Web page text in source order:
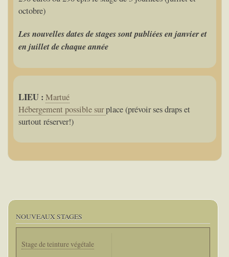
octobre)
Les nouvelles dates de stages sont publiées en janvier et
en juillet de chaque année
LIEU : Martué
Hébergement possible surplace (prévoir ses draps et
surtout réserver!)
NOUVEAUX STAGES
Stage de teinture végétale